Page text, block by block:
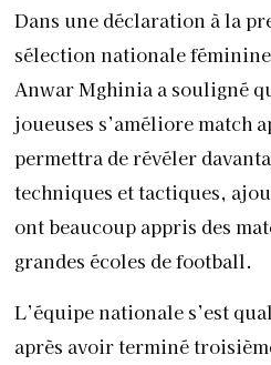
Dans une déclaration à la
sélection nationale féminine
Anwar Mghinia a souligné
joueuses s’améliore match
permettra de révéler
techniques et tactiques,
ont beaucoup appris des
grandes écoles de football.
L’équipe nationale s’est
après avoir terminé